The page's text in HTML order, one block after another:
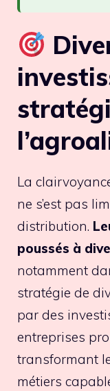
La
ne s’est pas
distribution.
poussés à
notamment
stratégie de
par des
entreprises
transformant
métiers